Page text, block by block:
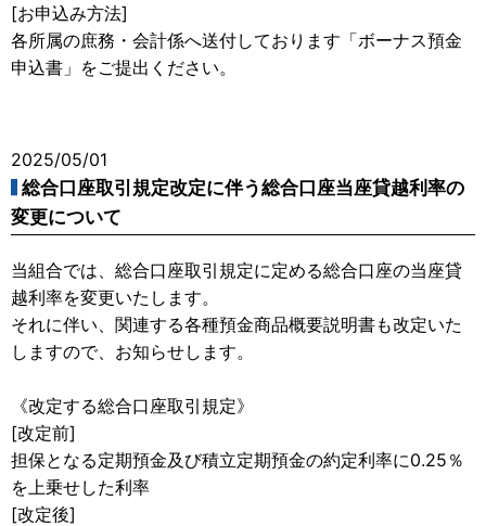
[お申込み方法]
各所属の庶務・会計係へ送付しております「ボーナス預金
申込書」をご提出ください。
2025/05/01
総合口座取引規定改定に伴う総合口座当座貸越利率の
変更について
当組合では、総合口座取引規定に定める総合口座の当座貸
越利率を変更いたします。
それに伴い、関連する各種預金商品概要説明書も改定いた
しますので、お知らせします。
《改定する総合口座取引規定》
[改定前]
担保となる定期預金及び積立定期預金の約定利率に0.25％
を上乗せした利率
[改定後]